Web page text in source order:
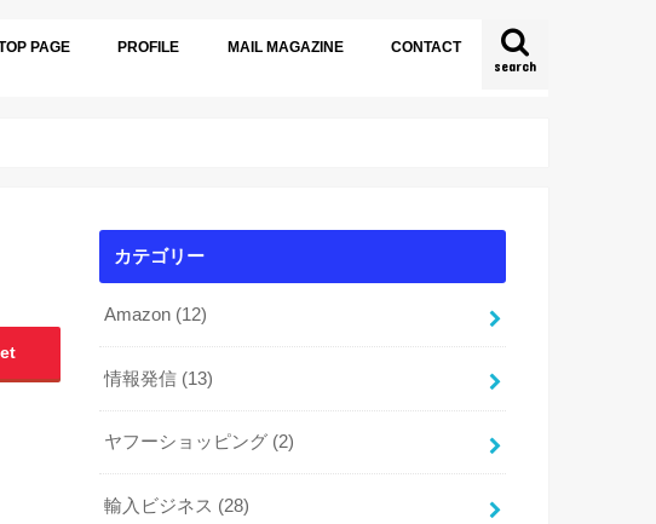
search
PAGE PROFILE MAIL MAGAZINE CONTACT
カテゴリー
Amazon (12)
情報発信 (13)
ヤフーショッピング (2)
輸入ビジネス (28)